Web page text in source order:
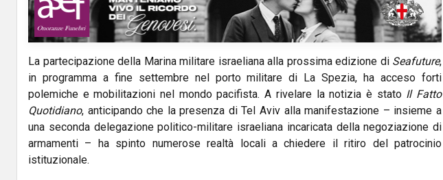
La partecipazione della Marina militare israeliana alla prossima edizione di Seafuture,
in programma a fine settembre nel porto militare di La Spezia, ha acceso forti
polemiche e mobilitazioni nel mondo pacifista. A rivelare la notizia è stato Il Fatto
Quotidiano, anticipando che la presenza di Tel Aviv alla manifestazione – insieme a
una seconda delegazione politico-militare israeliana incaricata della negoziazione di
armamenti – ha spinto numerose realtà locali a chiedere il ritiro del patrocinio
istituzionale.